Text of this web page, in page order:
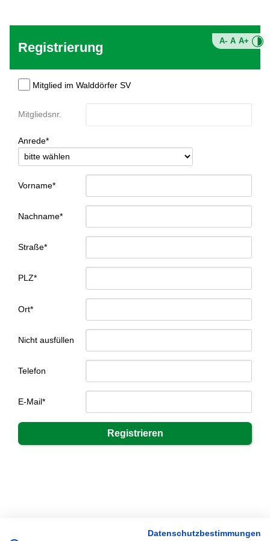
A- A A+
Registrierung
Mitglied im Walddörfer SV
Mitgliedsnr.
Anrede*
Vorname*
Nachname*
Straße*
PLZ*
Ort*
Nicht ausfüllen
Telefon
E-Mail*
Datenschutzbestimmungen